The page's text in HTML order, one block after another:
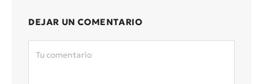
DEJAR UN COMENTARIO